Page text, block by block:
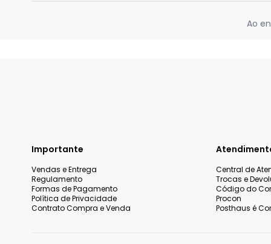
Ao
Importante
Vendas e Entrega
Regulamento
Formas de Pagamento
Política de Privacidade
Contrato Compra e Venda
Central de
Trocas e
Código do
Procon
Posthaus é